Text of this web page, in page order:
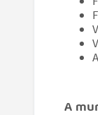
A